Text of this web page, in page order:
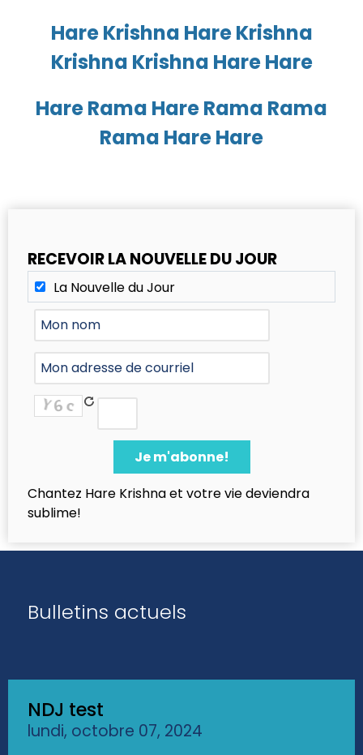
Hare Krishna Hare Krishna
Krishna Krishna Hare Hare
Hare Rama Hare Rama Rama
Rama Hare Hare
RECEVOIR LA NOUVELLE DU JOUR
La Nouvelle du Jour
Chantez Hare Krishna et votre vie deviendra
sublime!
Bulletins actuels
NDJ test
lundi, octobre 07, 2024